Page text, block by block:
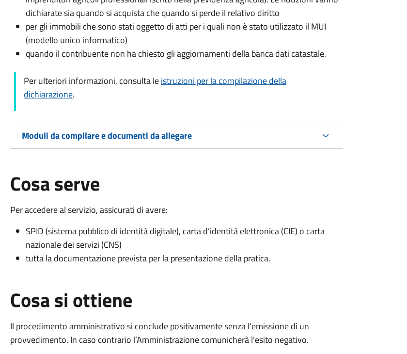
dichiarate sia quando si acquista che quando si perde il relativo diritto
per gli immobili che sono stati oggetto di atti per i quali non è stato utilizzato il MUI
(modello unico informatico)
quando il contribuente non ha chiesto gli aggiornamenti della banca dati catastale.
Per ulteriori informazioni, consulta leistruzioni per la compilazione della
dichiarazione.
Moduli da compilare e documenti da allegare
Cosa serve
Per accedere al servizio, assicurati di avere:
SPID (sistema pubblico di identità digitale), carta d’identità elettronica (CIE) o carta
nazionale dei servizi (CNS)
tutta la documentazione prevista per la presentazione della pratica.
Cosa si ottiene
Il procedimento amministrativo si conclude positivamente senza l’emissione di un
provvedimento. In caso contrario l’Amministrazione comunicherà l’esito negativo.